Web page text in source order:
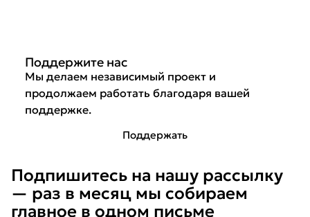
Подпишитесь на нашу рассылку
— раз в месяц мы собираем
главное в одном письме
Поддержите нас
Мы делаем независимый проект и
продолжаем работать благодаря вашей
поддержке.
Поддержать